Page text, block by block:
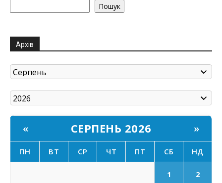
Пошук
Архів
« СЕРПЕНЬ 2026 »
ПН ВТ СР ЧТ ПТ СБ НД
1 2